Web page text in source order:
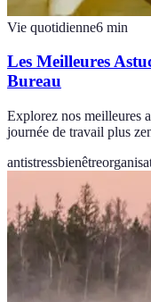
Vie quotidienne6 min
Les Meilleures
Bureau
Explorez nos meilleures
journée de travail plus
antistressbienêtre